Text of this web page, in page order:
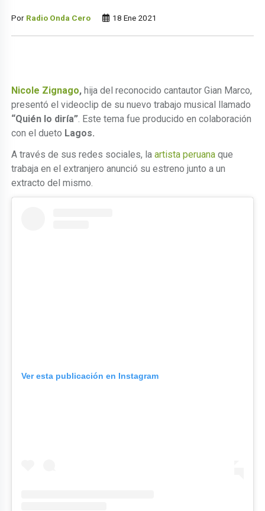
Por Radio Onda Cero 18 Ene 2021
Nicole Zignago, hija del reconocido cantautor Gian Marco,
presentó el videoclip de su nuevo trabajo musical llamado
“Quién lo diría” . Este tema fue producido en colaboración
con el dueto Lagos.
A través de sus redes sociales, laartista peruana que
trabaja en el extranjero anunció su estreno junto a un
extracto del mismo.
Ver esta publicación en Instagram